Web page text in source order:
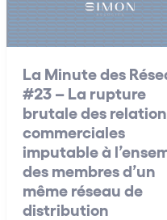
La Minute des
#23 – La rupture
brutale des
commerciales
imputable à
des membres d’un
même réseau de
distribution